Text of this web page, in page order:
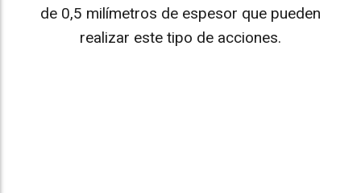
de 0,5 milímetros de espesor que pueden
realizar este tipo de acciones.